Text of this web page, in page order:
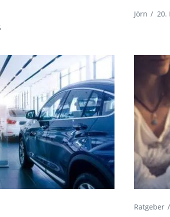
Jörn / 20.
Ratgeber